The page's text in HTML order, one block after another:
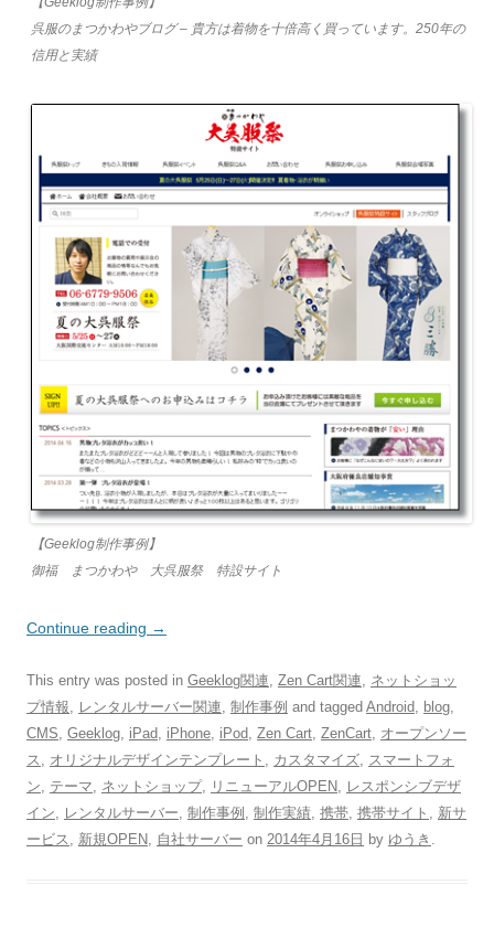
呉服のまつかわやブログ – 貴方は着物を十倍高く買っています。250年の
信用と実績
【Geeklog制作事例】
御福 まつかわや 大呉服祭 特設サイト
Continue reading →
This entry was posted in Geeklog関連, Zen Cart関連, ネットショッ
プ情報, レンタルサーバー関連, 制作事例 and tagged Android, blog,
CMS, Geeklog, iPad, iPhone, iPod, Zen Cart, ZenCart, オープンソー
ス , オリジナルデザインテンプレート , カスタマイズ, スマートフォ
ン, テーマ, ネットショップ, リニューアルOPEN, レスポンシブデザ
イン, レンタルサーバー, 制作事例 , 制作実績, 携帯, 携帯サイト , 新サ
ービス , 新規OPEN, 自社サーバー on 2014年4月16日 by ゆうき .